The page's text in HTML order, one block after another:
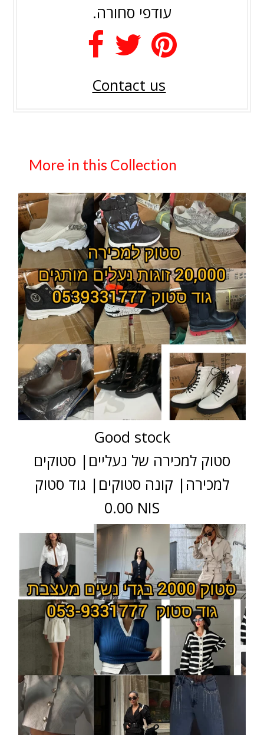
עודפי סחורה.
Contact us
More in this Collection
Good stock
סטוק למכירה של נעליים| סטוקים
למכירה| קונה סטוקים| גוד סטוק
0.00 NIS